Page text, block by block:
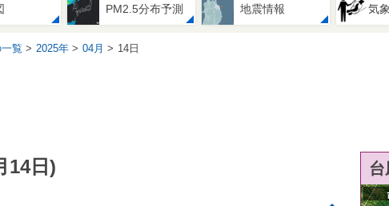
PM2.5分布予測 地震情報 気
覧 2025年 04月 14日
14日)